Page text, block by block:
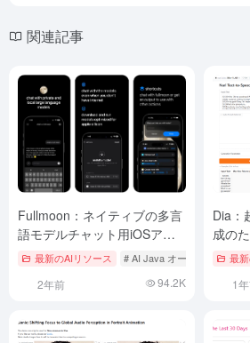
関連記事
Fullmoon：ネイティブの多言
語モデルチャット用iOSアプ
リ 最新のAIリソース # AI Java オープンソースプ
2年前 94.2K
Dia：
成の
最
1